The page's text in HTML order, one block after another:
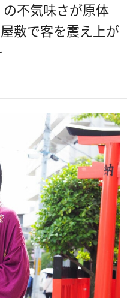
の不気味さが原体
敷で客を震え上が